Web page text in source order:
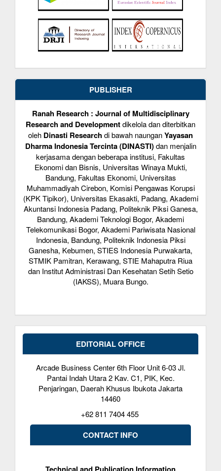
PUBLISHER
Ranah Research : Journal of Multidisciplinary
Research and Developmentdikelola dan diterbitkan
oleh Dinasti Researchdi bawah naunganYayasan
Dharma Indonesia Tercinta (DINASTI)dan menjalin
kerjasama dengan beberapa institusi, Fakultas
Ekonomi dan Bisnis, Universitas Winaya Mukti,
Bandung, Fakultas Ekonomi, Universitas
Muhammadiyah Cirebon, Komisi Pengawas Korupsi
(KPK Tipikor), Universitas Ekasakti, Padang, Akademi
Akuntansi Indonesia Padang, Politeknik Piksi Ganesa,
Bandung, Akademi Teknologi Bogor, Akademi
Telekomunikasi Bogor, Akademi Pariwisata Nasional
Indonesia, Bandung, Politeknik Indonesia Piksi
Ganesha, Kebumen, STIES Indonesia Purwakarta,
STMIK Pamitran, Kerawang, STIE Mahaputra Riua
dan Institut Administrasi Dan Kesehatan Setih Setio
(IAKSS), Muara Bungo.
EDITORIAL OFFICE
Arcade Business Center 6th Floor Unit 6-03 Jl.
Pantai Indah Utara 2 Kav. C1, PIK, Kec.
Penjaringan, Daerah Khusus Ibukota Jakarta
14460
+62 811 7404 455
CONTACT INFO